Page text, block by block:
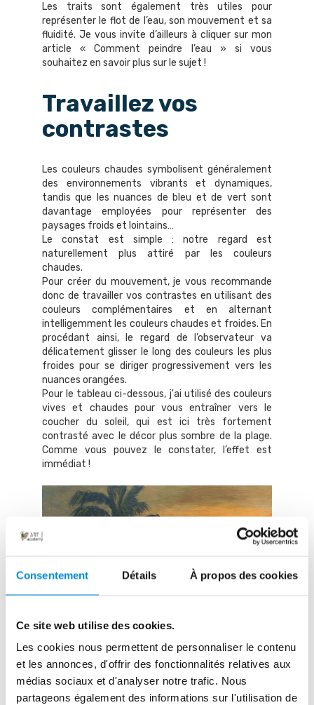
Consentement Détails À propos des cookies
Ce site web utilise des cookies.
Les cookies nous permettent de personnaliser le contenu
et les annonces, d'offrir des fonctionnalités relatives aux
médias sociaux et d'analyser notre trafic. Nous
partageons également des informations sur l'utilisation de
Les traits sont également très utiles pour
représenter le flot de l’eau, son mouvement et sa
fluidité. Je vous invite d’ailleurs à cliquer sur mon
article « Comment peindre l’eau » si vous
souhaitez en savoir plus sur le sujet !
Travaillez vos
contrastes
Les couleurs chaudes symbolisent généralement
des environnements vibrants et dynamiques,
tandis que les nuances de bleu et de vert sont
davantage employées pour représenter des
paysages froids et lointains…
Le constat est simple : notre regard est
naturellement plus attiré par les couleurs
chaudes.
Pour créer du mouvement, je vous recommande
donc de travailler vos contrastes en utilisant des
couleurs complémentaires et en alternant
intelligemment les couleurs chaudes et froides. En
procédant ainsi, le regard de l’observateur va
délicatement glisser le long des couleurs les plus
froides pour se diriger progressivement vers les
nuances orangées.
Pour le tableau ci-dessous, j'ai utilisé des couleurs
vives et chaudes pour vous entraîner vers le
coucher du soleil, qui est ici très fortement
contrasté avec le décor plus sombre de la plage.
Comme vous pouvez le constater, l’effet est
immédiat !
Pour plus d’informations sur la signification des
couleurs, je vous renvoie à cet article qui vous